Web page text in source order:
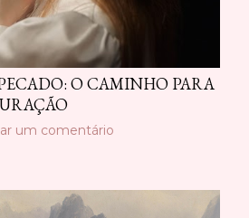
O CAMINHO PARA
um comentário